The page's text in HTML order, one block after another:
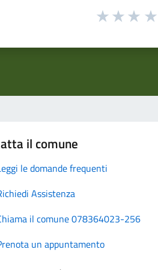
il comune
le domande frequenti
Assistenza
il comune 078364023-256
un appuntamento